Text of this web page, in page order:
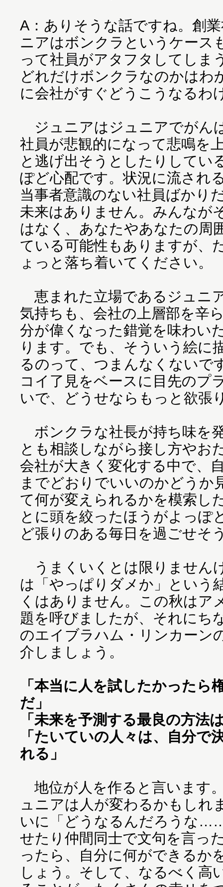
A：ありそうな話ですね。創
ニアはボンクラというケース
って社員がアタフタしてしま
どれだけボンクラなのかはわ
に会社がすぐどうこうなるわ
ジュニアはジュニアでがん
社員が悲観的になって悲鳴を
と逃げ出そうとしたりしてい
ぽど心配です。状況に流され
当事者意識のない社員ばかり
未来はありません。みんなが
はなく、あなたやあなたの周
ている可能性もありますが、
ょっと落ち着いてください。
恵まれた立場であるジュニ
気持ちも、会社の上層部を辛
分が偉くなった錯覚を味わい
ります。でも、そういう絵に
るのって、つまんなくないで
コイ了見をベースに目先のプ
いで、どうせならもっと欲張
ボンクラな社長が持ち味を
とも相談しながら接し方やお
会社が大きく変化する中で、
までどおりでいいのかどうか
て何が変えられるかを模索
とに頭を絞ったほうがよっぽ
ど張りのある毎日を過ごせそ
うまくいくとは限りません
は「やっぱりダメか」という
くはありません。この秋はア
題を呼びましたが、それにち
のエイブラハム・リンカーン
介しましょう。
「本当に人を試したかったら
だ」
「未来を予測する最良の方法
「たいていの人々は、自分で
れる」
地位が人を作ると言います
ュニアは人が変わるかもしれ
いに「どうなるんだろうな
せたり仲間同士で文句を言っ
ったら、自分に何ができるか
しょう。そして、なるべく高